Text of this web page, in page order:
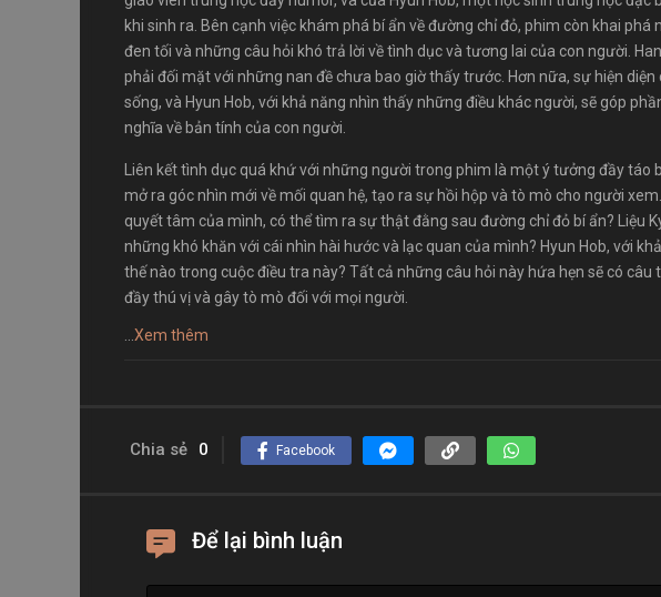
khi sinh ra. Bên cạnh việc khám phá bí ẩn về đường chỉ đỏ, phim còn khai
đen tối và những câu hỏi khó trả lời về tình dục và tương lai của con người.
phải đối mặt với những nan đề chưa bao giờ thấy trước. Hơn nữa, sự hiện diện
sống, và Hyun Hob, với khả năng nhìn thấy những điều khác người, sẽ góp
nghĩa về bản tính của con người.
Liên kết tình dục quá khứ với những người trong phim là một ý tưởng đầy
mở ra góc nhìn mới về mối quan hệ, tạo ra sự hồi hộp và tò mò cho người
quyết tâm của mình, có thể tìm ra sự thật đằng sau đường chỉ đỏ bí ẩn? Liệu
những khó khăn với cái nhìn hài hước và lạc quan của mình? Hyun Hob, với
thế nào trong cuộc điều tra này? Tất cả những câu hỏi này hứa hẹn sẽ có
đầy thú vị và gây tò mò đối với mọi người.
Xem thêm
Chia sẻ 0 Facebook
Để lại bình luận